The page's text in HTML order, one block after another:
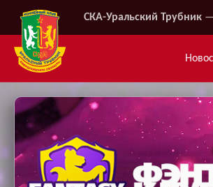
СКА-Уральский Трубник —